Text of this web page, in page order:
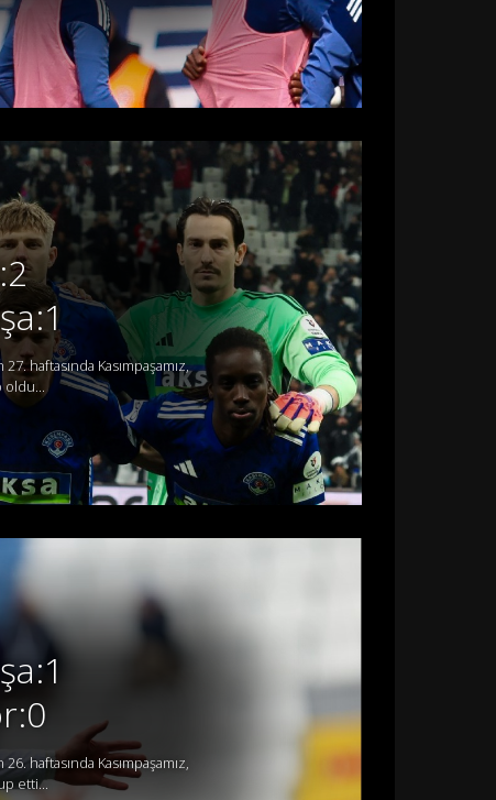
haftasında Kasımpaşamız,
oldu...
haftasında Kasımpaşamız,
etti...